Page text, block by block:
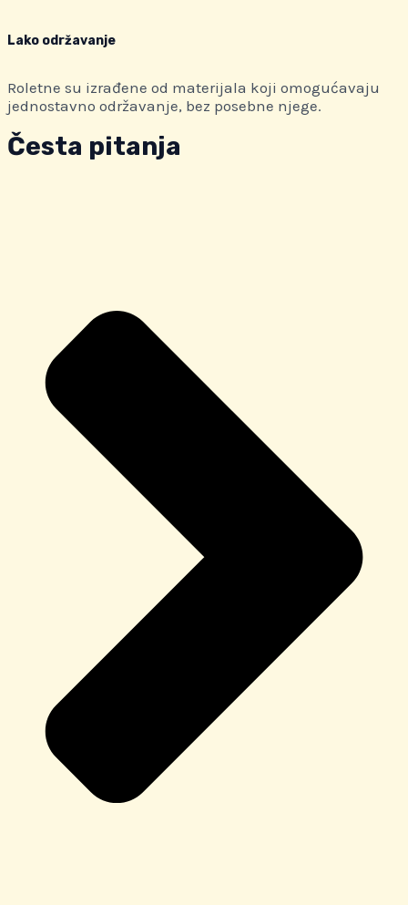
Lako održavanje
Roletne su izrađene od materijala koji omogućavaju
jednostavno održavanje, bez posebne njege.
Česta pitanja